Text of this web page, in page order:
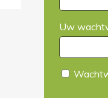
Uw